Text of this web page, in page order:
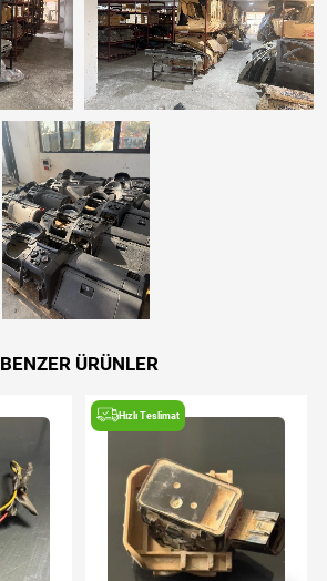
BENZER ÜRÜNLER
Hızlı Teslimat